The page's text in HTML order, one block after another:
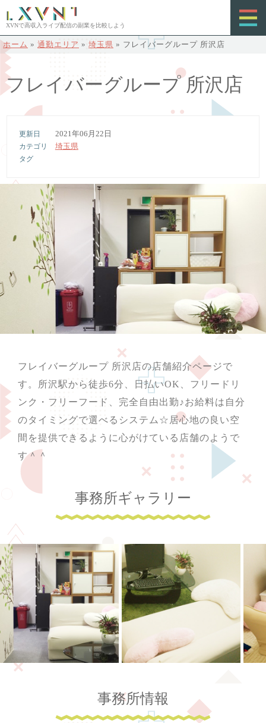
XVNで高収入ライブ配信の副業を比較しよう
ホーム » 通勤エリア » 埼玉県 » フレイバーグループ 所沢店
フレイバーグループ 所沢店
2021年06月22日
埼玉県
フレイバーグループ 所沢店の店舗紹介ページで
す。所沢駅から徒歩6分、日払いOK、フリードリ
ンク・フリーフード、完全自由出勤♪お給料は自分
のタイミングで選べるシステム☆居心地の良い空
間を提供できるように心がけている店舗のようで
す＾＾
事務所ギャラリー
事務所情報